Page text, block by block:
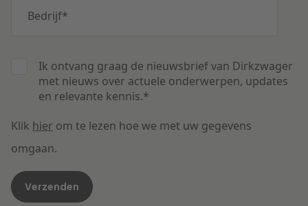
Bedrijf*
Ik ontvang graag de nieuwsbrief van Dirkzwager
met nieuws over actuele onderwerpen, updates
en relevante kennis.*
Klik hier om te lezen hoe we met uw gegevens
omgaan.